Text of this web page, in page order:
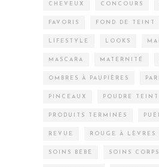
CHEVEUX CONCOURS
FAVORIS FOND DE TEINT
LIFESTYLE LOOKS
MASCARA MATERNITÉ
OMBRES À PAUPIÈRES
PINCEAUX POUDRE TEINT
PRODUITS TERMINÉS
REVUE ROUGE À LÈVRES
SOINS BÉBÉ SOINS CORPS